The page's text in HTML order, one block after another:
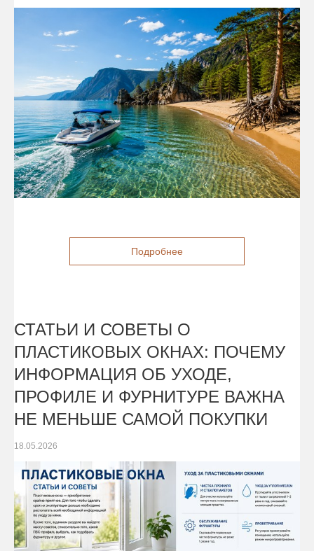
Подробнее
СТАТЬИ И СОВЕТЫ О
ПЛАСТИКОВЫХ ОКНАХ: ПОЧЕМУ
ИНФОРМАЦИЯ ОБ УХОДЕ,
ПРОФИЛЕ И ФУРНИТУРЕ ВАЖНА
НЕ МЕНЬШЕ САМОЙ ПОКУПКИ
18.05.2026